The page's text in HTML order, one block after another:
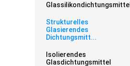
Glassilikondichtungsmittel
Strukturelles
Glasierendes
Dichtungsmitt...
Isolierendes
Glasdichtungsmittel